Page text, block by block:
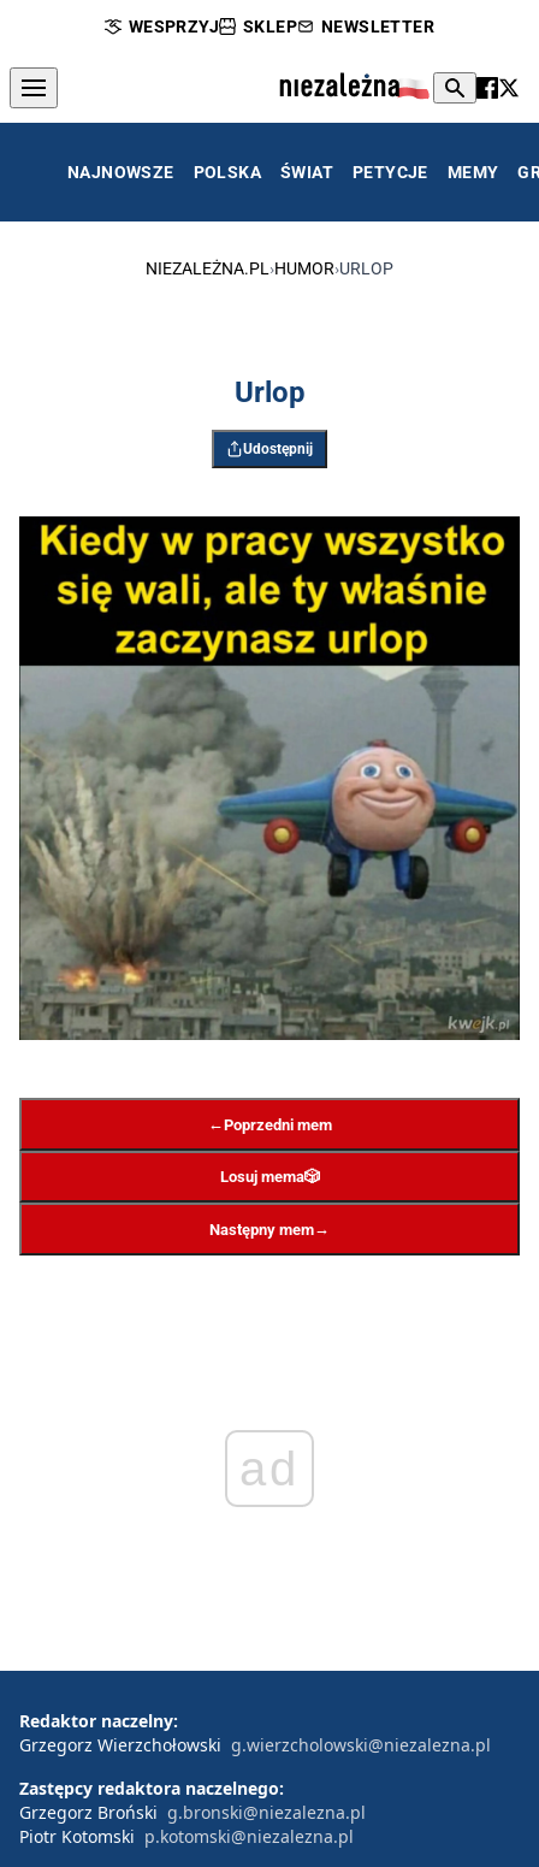
WESPRZYJ SKLEP NEWSLETTER
NAJNOWSZE POLSKA ŚWIAT PETYCJE MEMY
NIEZALEŻNA.PL ›HUMOR›URLOP
Urlop
Udostępnij
←Poprzedni mem
Losuj mema🎲
Następny mem→
ad
Redaktor naczelny:
Grzegorz Wierzchołowski g.wierzcholowski@niezalezna.pl
Zastępcy redaktora naczelnego:
Grzegorz Broński g.bronski@niezalezna.pl
Piotr Kotomski p.kotomski@niezalezna.pl